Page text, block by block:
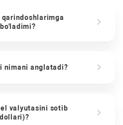
nimani anglatadi?
valyutasini sotib